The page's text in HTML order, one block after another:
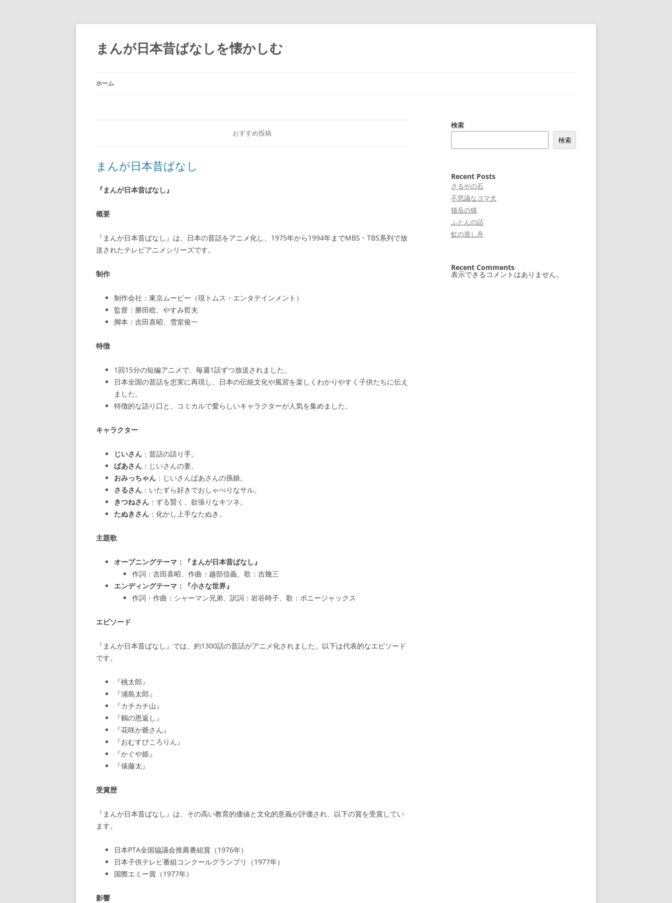
コ
テ
ン
ツ
ッ
プ
まんが日本昔ばなしを懐かしむ
ホーム
おすすめ投稿
まんが日本昔ばなし
『まんが日本昔ばなし』
概要
『まんが日本昔ばなし』は、日本の昔話をアニメ化し、1975年から1994年までMBS・TBS系列で放
送されたテレビアニメシリーズです。
制作
制作会社：東京ムービー（現トムス・エンタテインメント）
監督：勝田稔、やすみ哲夫
脚本：吉田喜昭、雪室俊一
特徴
1回15分の短編アニメで、毎週1話ずつ放送されました。
日本全国の昔話を忠実に再現し、日本の伝統文化や風習を楽しくわかりやすく子供たちに伝え
ました。
特徴的な語り口と、コミカルで愛らしいキャラクターが人気を集めました。
キャラクター
じいさん ：昔話の語り手。
ばあさん ：じいさんの妻。
おみっちゃん ：じいさんばあさんの孫娘。
さるさん ：いたずら好きでおしゃべりなサル。
きつねさん ：ずる賢く、欲張りなキツネ。
たぬきさん ：化かし上手なたぬき。
主題歌
オープニングテーマ：『まんが日本昔ばなし』
作詞：吉田喜昭、作曲：越部信義、歌：吉幾三
エンディングテーマ：『小さな世界』
作詞・作曲：シャーマン兄弟、訳詞：岩谷時子、歌：ボニージャックス
エピソード
『まんが日本昔ばなし』では、約1300話の昔話がアニメ化されました。以下は代表的なエピソード
です。
『桃太郎』
『浦島太郎』
『カチカチ山』
『鶴の恩返し』
『花咲か爺さん』
『おむすびころりん』
『かぐや姫』
『俵藤太』
受賞歴
『まんが日本昔ばなし』は、その高い教育的価値と文化的意義が評価され、以下の賞を受賞してい
ます。
日本PTA全国協議会推薦番組賞（1976年）
日本子供テレビ番組コンクールグランプリ（1977年）
国際エミー賞（1977年）
影響
検索
検索
Recent Posts
さるやの石
不思議なコマ犬
猫岳の猫
ふとんの話
虹の渡し舟
Recent Comments
表示できるコメントはありません。